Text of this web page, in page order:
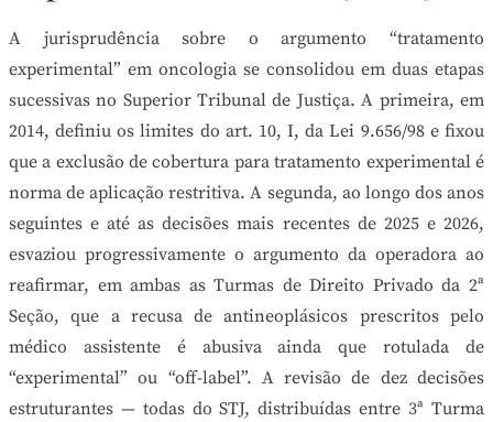
A jurisprudência sobre o argumento “tratamento
experimental” em oncologia se consolidou em duas etapas
sucessivas no Superior Tribunal de Justiça. A primeira, em
2014, definiu os limites do art. 10, I, da Lei 9.656/98 e fixou
que a exclusão de cobertura para tratamento experimental é
norma de aplicação restritiva. A segunda, ao longo dos anos
seguintes e até as decisões mais recentes de 2025 e 2026,
esvaziou progressivamente o argumento da operadora ao
reafirmar, em ambas as Turmas de Direito Privado da 2ª
Seção, que a recusa de antineoplásicos prescritos pelo
médico assistente é abusiva ainda que rotulada de
“experimental” ou “off-label”. A revisão de dez decisões
estruturantes — todas do STJ, distribuídas entre 3ª Turma